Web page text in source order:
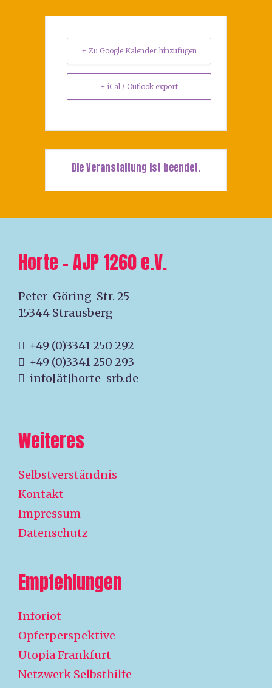
+ Zu Google Kalender hinzufügen
+ iCal / Outlook export
Die Veranstaltung ist beendet.
Horte – AJP 1260 e.V.
Peter-Göring-Str. 25
15344 Strausberg
+49 (0)3341 250 292
+49 (0)3341 250 293
info[ät]horte-srb.de
Weiteres
Selbstverständnis
Kontakt
Impressum
Datenschutz
Empfehlungen
Inforiot
Opferperspektive
Utopia Frankfurt
Netzwerk Selbsthilfe